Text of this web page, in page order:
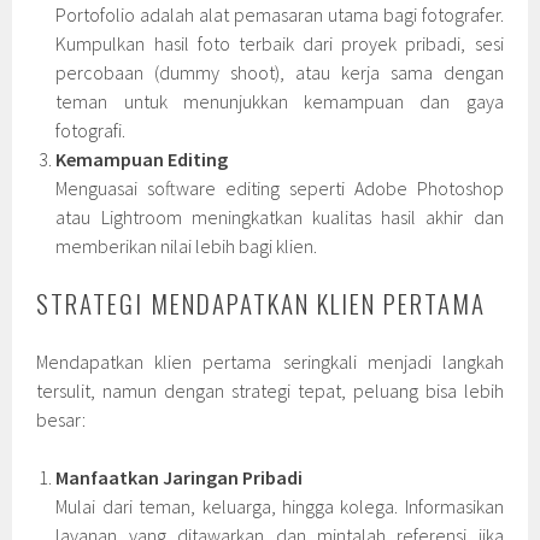
Portofolio adalah alat pemasaran utama bagi fotografer.
Kumpulkan hasil foto terbaik dari proyek pribadi, sesi
percobaan (dummy shoot), atau kerja sama dengan
teman untuk menunjukkan kemampuan dan gaya
fotografi.
Kemampuan Editing
Menguasai software editing seperti Adobe Photoshop
atau Lightroom meningkatkan kualitas hasil akhir dan
memberikan nilai lebih bagi klien.
STRATEGI MENDAPATKAN KLIEN PERTAMA
Mendapatkan klien pertama seringkali menjadi langkah
tersulit, namun dengan strategi tepat, peluang bisa lebih
besar:
Manfaatkan Jaringan Pribadi
Mulai dari teman, keluarga, hingga kolega. Informasikan
layanan yang ditawarkan dan mintalah referensi jika